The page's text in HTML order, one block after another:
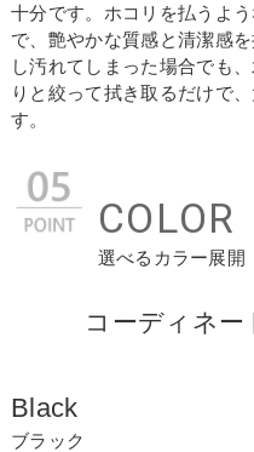
十分です。ホコリを払うよ
で、艶やかな質感と清潔感
し汚れてしまった場合でも
りと絞って拭き取るだけで
す。
COLOR
選べるカラー展開
コーディネ
Black
ブラック